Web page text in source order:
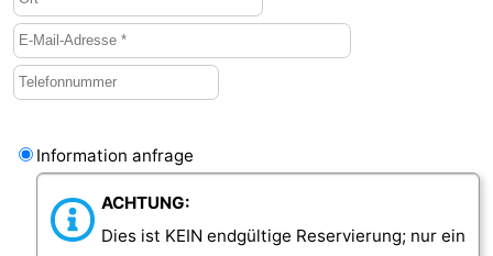
Cadzand
-
Natur
Zwin
Wetter
Information anfrage
ACHTUNG:
Dies ist KEIN endgültige Reservierung; nur ein